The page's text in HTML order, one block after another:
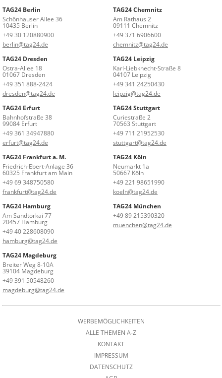
TAG24 Berlin
Schönhauser Allee 36
10435 Berlin
+49 30 120880900
berlin@tag24.de
TAG24 Chemnitz
Am Rathaus 2
09111 Chemnitz
+49 371 6906600
chemnitz@tag24.de
TAG24 Dresden
Ostra-Allee 18
01067 Dresden
+49 351 888-2424
dresden@tag24.de
TAG24 Leipzig
Karl-Liebknecht-Straße 8
04107 Leipzig
+49 341 24250430
leipzig@tag24.de
TAG24 Erfurt
Bahnhofstraße 38
99084 Erfurt
+49 361 34947880
erfurt@tag24.de
TAG24 Stuttgart
Curiestraße 2
70563 Stuttgart
+49 711 21952530
stuttgart@tag24.de
TAG24 Frankfurt a. M.
Friedrich-Ebert-Anlage 36
60325 Frankfurt am Main
+49 69 348750580
frankfurt@tag24.de
TAG24 Köln
Neumarkt 1a
50667 Köln
+49 221 98651990
koeln@tag24.de
TAG24 Hamburg
Am Sandtorkai 77
20457 Hamburg
+49 40 228608090
hamburg@tag24.de
TAG24 München
+49 89 215390320
muenchen@tag24.de
TAG24 Magdeburg
Breiter Weg 8-10A
39104 Magdeburg
+49 391 50548260
magdeburg@tag24.de
WERBEMÖGLICHKEITEN
ALLE THEMEN A-Z
KONTAKT
IMPRESSUM
DATENSCHUTZ